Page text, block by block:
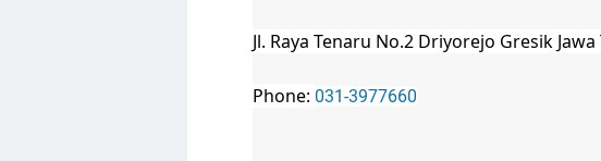
Jl. Raya Tenaru No.2 Driyorejo Gresik
Phone: 031-3977660